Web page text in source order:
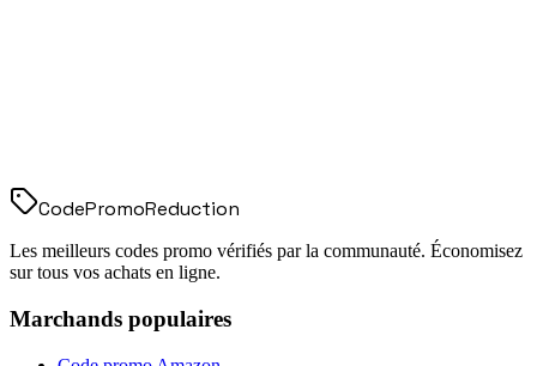
CodePromoReduction
Les meilleurs codes promo vérifiés par la communauté. Économisez
sur tous vos achats en ligne.
Marchands populaires